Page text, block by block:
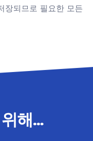
장되므로 필요한 모든
해...